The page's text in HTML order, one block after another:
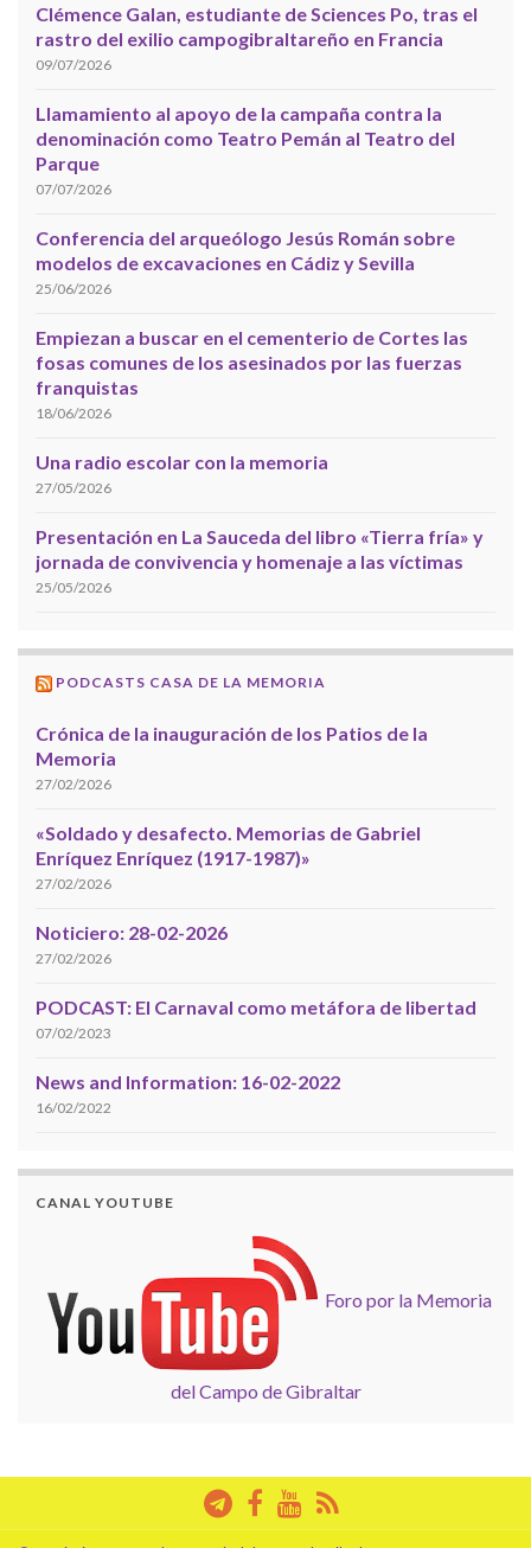
Clémence Galan, estudiante de Sciences Po, tras el
rastro del exilio campogibraltareño en Francia
09/07/2026
Llamamiento al apoyo de la campaña contra la
denominación como Teatro Pemán al Teatro del
Parque
07/07/2026
Conferencia del arqueólogo Jesús Román sobre
modelos de excavaciones en Cádiz y Sevilla
25/06/2026
Empiezan a buscar en el cementerio de Cortes las
fosas comunes de los asesinados por las fuerzas
franquistas
18/06/2026
Una radio escolar con la memoria
27/05/2026
Presentación en La Sauceda del libro «Tierra fría» y
jornada de convivencia y homenaje a las víctimas
25/05/2026
PODCASTS CASA DE LA MEMORIA
Crónica de la inauguración de los Patios de la
Memoria
27/02/2026
«Soldado y desafecto. Memorias de Gabriel
Enríquez Enríquez (1917-1987)»
27/02/2026
Noticiero: 28-02-2026
27/02/2026
PODCAST: El Carnaval como metáfora de libertad
07/02/2023
News and Information: 16-02-2022
16/02/2022
CANAL YOUTUBE
Foro por la Memoria
del Campo de Gibraltar